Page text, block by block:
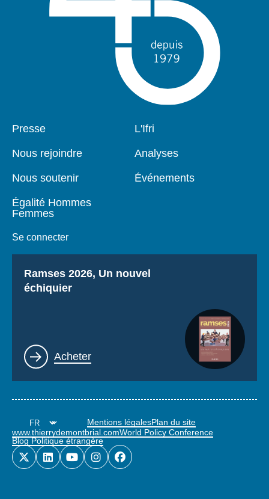
Pied
Presse
Nous rejoindre
Nous soutenir
Égalité Hommes
Femmes
Se connecter
Navigation
L'Ifri
Analyses
Événements
Titre
Ramses 2026, Un nouvel
échiquier
Lien
Acheter
Mentions légalesPlan du site
www.thierrydemontbrial.comWorld Policy Conference
Blog Politique étrangère